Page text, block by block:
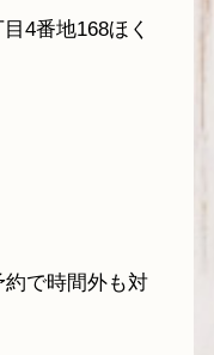
4番地168ほく
約で時間外も対